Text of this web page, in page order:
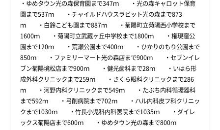
・ゆめタウン光の森保育園まで347ｍ ・光の森キャロット保育
園まで537ｍ ・チャイルドハウスラビット光の森まで873
ｍ ・白鈴こども園まで887ｍ ・菊陽町立菊陽西小学校まで
1600ｍ ・菊陽町立武蔵ヶ丘中学校まで1800ｍ ・権現窪公
園まで120ｍ ・荒瀬公園まで400ｍ ・ひかりのもり公園まで
850ｍ ・ファミリーマート光の森店まで900ｍ ・セブンイレ
ブン菊陽境松店まで900ｍ ・健光歯科まで28ｍ ・いはら形
成外科クリニックまで259ｍ ・さくら眼科クリニックまで286
ｍ ・河野内科クリニックまで549ｍ ・たぶち内科循環器科
まで592ｍ ・弓削病院まで702ｍ ・ハル内科皮フ科クリニッ
クまで1030ｍ ・竹長小児科内科医院まで1035ｍ ・ダイレ
ックス菊陽店まで600ｍ ・ゆめタウン光の森まで800ｍ